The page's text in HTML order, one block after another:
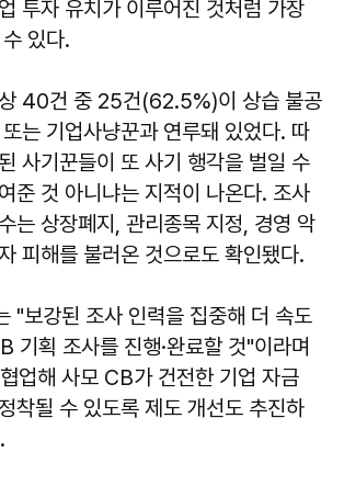
투자 유치가 이루어진 것처럼 가장
있다.
40건 중 25건(62.5%)이 상습 불공
는 기업사냥꾼과 연루돼 있었다. 따
사기꾼들이 또 사기 행각을 벌일 수
준 것 아니냐는 지적이 나온다. 조사
는 상장폐지, 관리종목 지정, 경영 악
피해를 불러온 것으로도 확인됐다.
"보강된 조사 인력을 집중해 더 속도
기획 조사를 진행·완료할 것"이라며
업해 사모 CB가 건전한 기업 자금
착될 수 있도록 제도 개선도 추진하